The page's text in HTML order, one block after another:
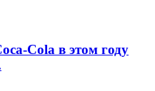
Cola в этом году